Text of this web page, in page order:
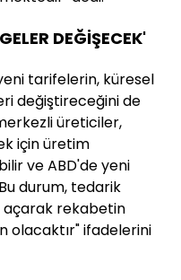
DEĞİŞECEK'
tarifelerin, küresel
değiştireceğini de
üreticiler,
için üretim
ve ABD'de yeni
durum, tedarik
açarak rekabetin
olacaktır" ifadelerini